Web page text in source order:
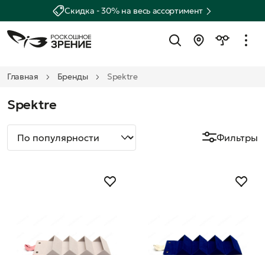
Скидка - 30% на весь ассортимент
Главная Бренды Spektre
Spektre
Фильтры